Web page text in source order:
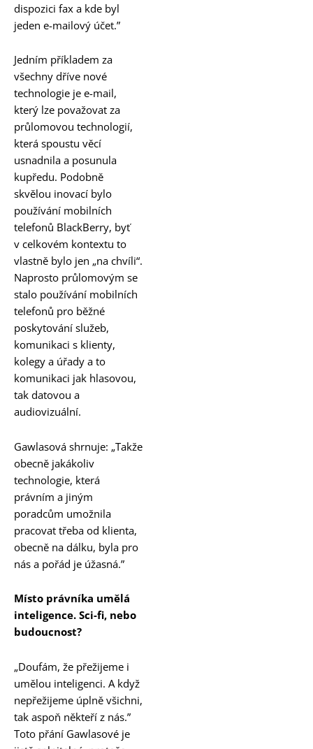
dispozici fax a kde byl
jeden e-mailový účet.”
Jedním příkladem za
všechny dříve nové
technologie je e-mail,
který lze považovat za
průlomovou technologií,
která spoustu věcí
usnadnila a posunula
kupředu. Podobně
skvělou inovací bylo
používání mobilních
telefonů BlackBerry, byť
v celkovém kontextu to
vlastně bylo jen „na chvíli“.
Naprosto průlomovým se
stalo používání mobilních
telefonů pro běžné
poskytování služeb,
komunikaci s klienty,
kolegy a úřady a to
komunikaci jak hlasovou,
tak datovou a
audiovizuální.
Gawlasová shrnuje: „Takže
obecně jakákoliv
technologie, která
právním a jiným
poradcům umožnila
pracovat třeba od klienta,
obecně na dálku, byla pro
nás a pořád je úžasná.”
Místo právníka umělá
inteligence. Sci-fi, nebo
budoucnost?
„Doufám, že přežijeme i
umělou inteligenci. A když
nepřežijeme úplně všichni,
tak aspoň někteří z nás.”
Toto přání Gawlasové je